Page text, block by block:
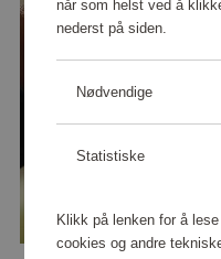
når som helst ved å
nederst på siden.
Nødvendige
Statistiske
Klikk på lenken for å
cookies og andre